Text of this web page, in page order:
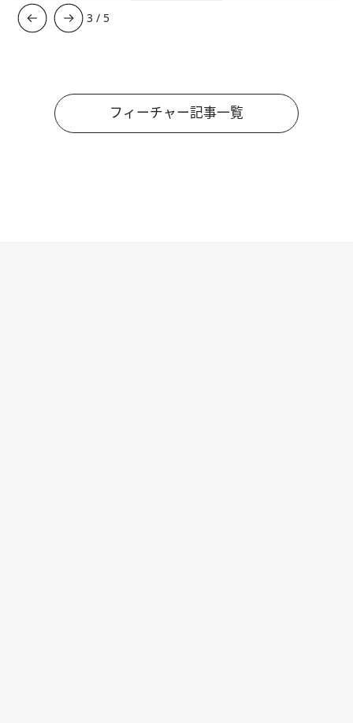
4 / 5
フィーチャー記事一覧